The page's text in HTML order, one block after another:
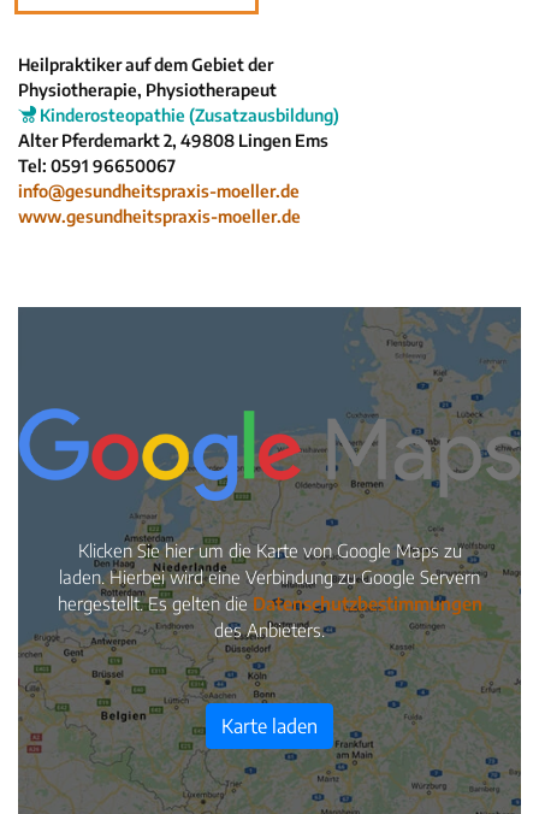
Heilpraktiker auf dem Gebiet der
Physiotherapie, Physiotherapeut
Kinderosteopathie (Zusatzausbildung)
Alter Pferdemarkt 2, 49808 Lingen Ems
Tel: 0591 96650067
info@gesundheitspraxis-moeller.de
www.gesundheitspraxis-moeller.de
Klicken Sie hier um die Karte von Google Maps zu
laden. Hierbei wird eine Verbindung zu Google Servern
hergestellt. Es gelten die Datenschutzbestimmungen
des Anbieters.
Karte laden
Veranstaltungen
Inhaltsseiten